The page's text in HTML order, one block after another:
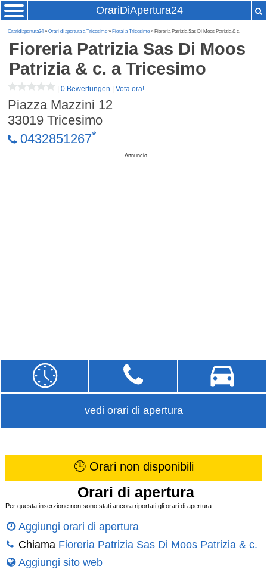
OrariDiApertura24
Oraridiapertura24»Orari di apertura a Tricesimo » Fiorai a Tricesimo » Fioreria Patrizia Sas Di Moos Patrizia & c.
Fioreria Patrizia Sas Di Moos
Patrizia & c. a Tricesimo
|0 Bewertungen |Vota ora!
Piazza Mazzini 12
33019 Tricesimo
0432851267*
Annuncio
vedi orari di apertura
🕒 Orari non disponibili
Orari di apertura
Per questa inserzione non sono stati ancora riportati gli orari di apertura.
Aggiungi orari di apertura
Chiama Fioreria Patrizia Sas Di Moos Patrizia & c.
Aggiungi sito web